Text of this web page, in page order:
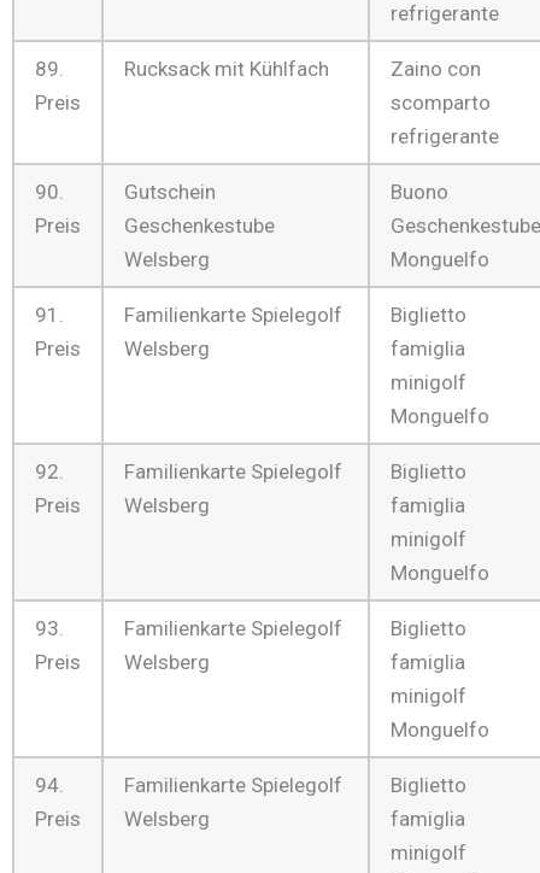
refrigerante
89.
Preis
Rucksack mit Kühlfach
Zaino con
scomparto
refrigerante
90.
Preis
Gutschein
Geschenkestube
Welsberg
Buono
Geschenkestube
Monguelfo
91.
Preis
Familienkarte Spielegolf
Welsberg
Biglietto
famiglia
minigolf
Monguelfo
92.
Preis
Familienkarte Spielegolf
Welsberg
Biglietto
famiglia
minigolf
Monguelfo
93.
Preis
Familienkarte Spielegolf
Welsberg
Biglietto
famiglia
minigolf
Monguelfo
94.
Preis
Familienkarte Spielegolf
Welsberg
Biglietto
famiglia
minigolf